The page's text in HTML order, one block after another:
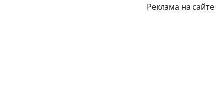
Реклама на сайте